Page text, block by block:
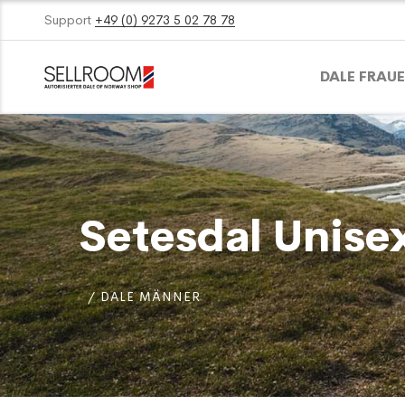
Support +49 (0) 9273 5 02 78 78
DALE
Setesdal
DALE MÄNNER